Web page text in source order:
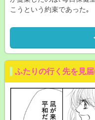
こうという約束であった｡
ふたりの行く先を見